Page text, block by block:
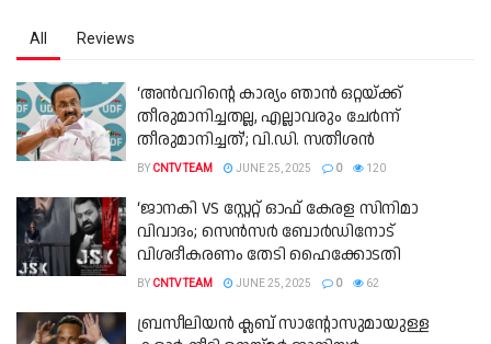
All Reviews
‘അൻവറിന്റെ കാര്യം ഞാൻ ഒറ്റയ്ക്ക്
തീരുമാനിച്ചതല്ല, എല്ലാവരും ചേർന്ന്
തീരുമാനിച്ചത്’; വി.ഡി. സതീശൻ
BY CNTV TEAM JUNE 25, 2025 0 120
‘ജാനകി VS സ്റ്റേറ്റ് ഓഫ് കേരള സിനിമാ
വിവാദം; സെൻസർ ബോർഡിനോട്
വിശദീകരണം തേടി ഹൈക്കോടതി
BY CNTV TEAM JUNE 25, 2025 0 62
ബ്രസീലിയന്‍ ക്ലബ് സാന്റോസുമായുള്ള